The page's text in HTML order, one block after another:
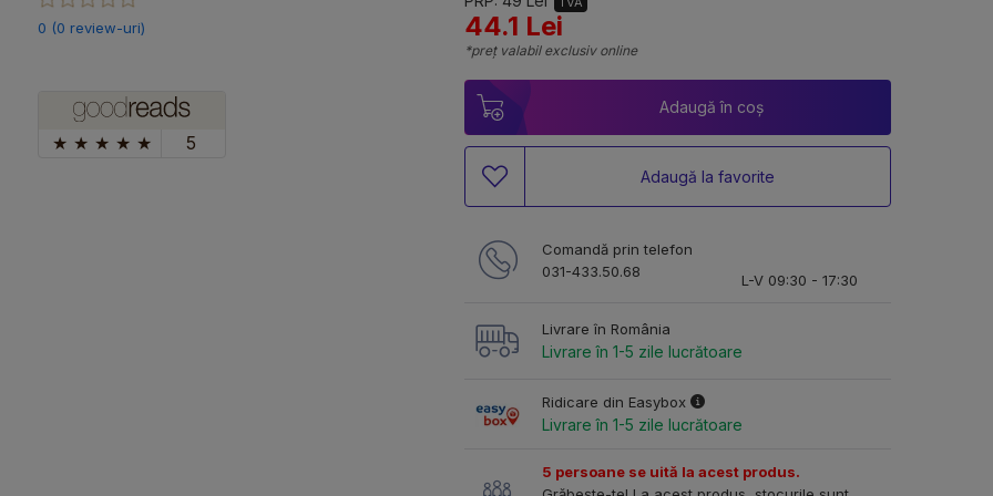
0 (0 review-uri) 44.1 Lei
*preț valabil exclusiv online
★ ★ ★ ★ ★ 5
Adaugă în coș
Adaugă la favorite
Comandă prin telefon
031-433.50.68
L-V 09:30 - 17:30
Livrare în România
Livrare în 1-5 zile lucrătoare
Ridicare din Easybox
Livrare în 1-5 zile lucrătoare
5 persoane se uită la acest produs.